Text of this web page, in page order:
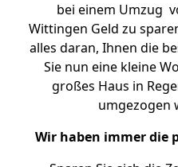
bei einem Umzug
Wittingen Geld zu
alles daran, Ihnen die
Sie nun eine kleine
großes Haus in
umgezogen
Wir haben immer die